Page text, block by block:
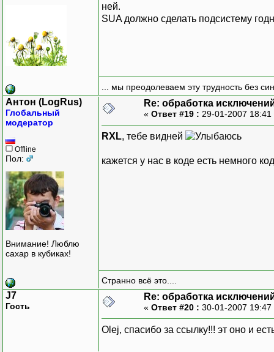
ней.
SUA должно сделать подсистему
... мы преодолеваем эту трудность без
Антон (LogRus)
Глобальный
модератор
Offline
Пол:
Внимание! Люблю
сахар в кубиках!
Re: обработка
« Ответ #19 : 29-01-2007
RXL, тебе видней
кажется у нас в коде есть немного
Странно всё это....
J7
Гость
Re: обработка
« Ответ #20 : 30-01-2007
Olej, спасибо за ссылку!!! эт оно и